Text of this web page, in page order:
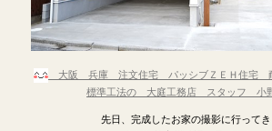
大阪 兵庫 注文住宅 パッシブＺＥＨ住宅
標準工法の 大庭工務店 スタッフ 小
先日、完成したお家の撮影に行って